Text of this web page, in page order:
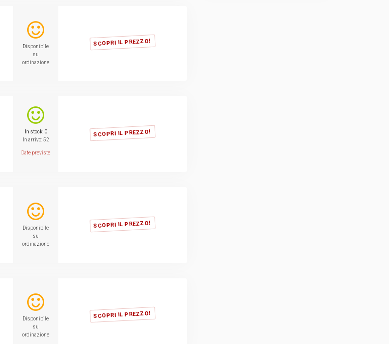
SCOPRI IL PREZZO!
Disponibile
su
ordinazione
SCOPRI IL PREZZO!
In stock: 0
In arrivo: 52
Date previste
SCOPRI IL PREZZO!
Disponibile
su
ordinazione
SCOPRI IL PREZZO!
Disponibile
su
ordinazione